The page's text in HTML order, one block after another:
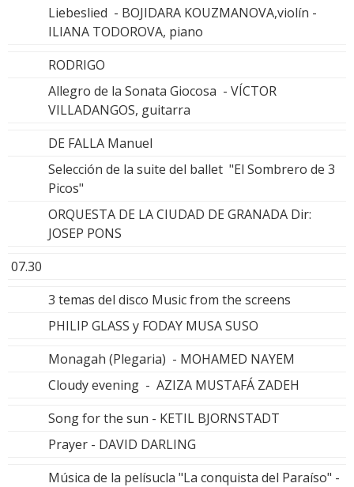
Liebeslied - BOJIDARA KOUZMANOVA,violín -
ILIANA TODOROVA, piano
RODRIGO
Allegro de la Sonata Giocosa - VÍCTOR
VILLADANGOS, guitarra
DE FALLA Manuel
Selección de la suite del ballet "El Sombrero de 3
Picos"
ORQUESTA DE LA CIUDAD DE GRANADA Dir:
JOSEP PONS
07.30
3 temas del disco Music from the screens
PHILIP GLASS y FODAY MUSA SUSO
Monagah (Plegaria) - MOHAMED NAYEM
Cloudy evening - AZIZA MUSTAFÁ ZADEH
Song for the sun - KETIL BJORNSTADT
Prayer - DAVID DARLING
Música de la pelísucla "La conquista del Paraíso" -